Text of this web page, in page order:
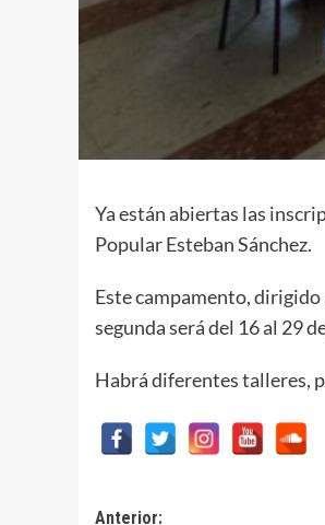
Ya están abiertas las
Popular Esteban Sánchez.
Este campamento,
segunda será del 16 al 29
Habrá diferentes talleres,
Anterior: